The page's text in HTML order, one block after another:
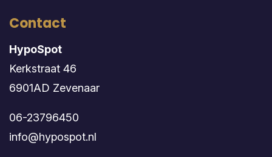
Contact
HypoSpot
Kerkstraat 46
6901AD Zevenaar
06-23796450
info@hypospot.nl